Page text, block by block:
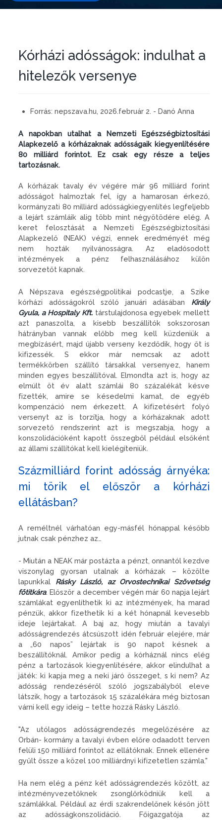
Kórházi adósságok: indulhat a
hitelezők versenye
Forrás: nepszava.hu, 2026.február 2. - Danó Anna
A napokban utalhat a Nemzeti Egészségbiztosítási
Alapkezelő a kórházaknak adósságaik kiegyenlítésére
80 milliárd forintot. Ez csak egy része a teljes
tartozásnak.
A kórházak tavaly év végére már 96 milliárd forint
adósságot halmoztak fel, így a hamarosan érkező,
kormányzati 80 milliárd adósságkiegyenlítés legfeljebb
a lejárt számláik alig több mint négyötödére elég. A
keret felosztását a Nemzeti Egészségbiztosítási
Alapkezelő (NEAK) végzi, ennek eredményét még
nem hozták nyilvánosságra. Az eladósodott
intézmények a pénz felhasználásához külön
sorvezetőt kapnak.
A Népszava egészségpolitikai podcastje, a Szike
kórházi adósságokról szóló januári adásában Király
Gyula, a Hospitaly Kft. társtulajdonosa egyebek mellett
azt panaszolta, a kisebb beszállítók sokszorosan
hátrányban vannak előbb meg kell küzdeniük a
megbízásért, majd újabb verseny kezdődik, hogy őt is
kifizessék. S ekkor már nemcsak az adott
termékkörben szállító társakkal versenyez, hanem
minden egyes beszállítóval. Elmondta azt is, hogy az
elmúlt öt év alatt számlái 80 százalékát késve
fizették, amire se késedelmi kamat, de egyéb
kompenzáció nem érkezett. A kifizetésért folyó
versenyt az is torzítja, hogy a kórházaknak adott
sorvezető rendszerint azt is megszabja, hogy a
konszolidációként kapott összegből például elsőként
az állami szállítókat kell kielégíteniük.
Százmilliárd forint adósság árnyéka:
mi törik el először a kórházi
ellátásban?
A reméltnél várhatóan egy-másfél hónappal később
jutnak csak pénzhez az…
- Miután a NEAK már postázta a pénzt, onnantól kezdve
viszonylag gyorsan utalnak a kórházak – közölte
lapunkkal Rásky László, az Orvostechnikai Szövetség
főtitkára. Először a december végén már 60 napja lejárt
számlákat egyenlíthetik ki az intézmények, ha marad
pénzük, akkor fizethetik ki a két hónapnál kevesebb
ideje lejártakat. A baj az, hogy miután a tavalyi
adósságrendezés átcsúszott idén február elejére, már
a „60 napos” lejártak is 90 napot késnek a
beszállítóknál. Amikor pedig a kórháznál nincs elég
pénz a tartozások kiegyenlítésére, akkor elindulhat a
játék: ki kapja meg a neki járó összeget, s ki nem? Az
adósság rendezéséről szóló jogszabályból eleve
látszik, hogy a tartozások 15 százalékára még biztosan
várni kell egy ideig – tette hozzá Rásky László.
Az utólagos adósságrendezés megelőzésére az
Orbán- kormány a tavalyi évben előre odaadott terven
felüli 150 milliárd forintot az ellátóknak. Ennek ellenére
gyűlt össze a közel 100 milliárdnyi kifizetetlen számla.
Ha nem elég a pénz két adósságrendezés között, az
intézményvezetőknek zsonglőrködniük kell a
számlákkal. Például az érdi szakrendelőnek későn jött
az adósságkonszolidáció. Főigazgatója az